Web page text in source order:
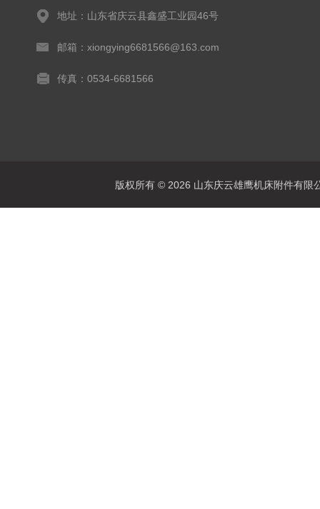
地址：山东省庆云县鑫盛工业园46号
邮箱：xiongying6681566@163.com
传真：0534-6681566
版权所有 © 2026 山东庆云雄鹰机床附件有